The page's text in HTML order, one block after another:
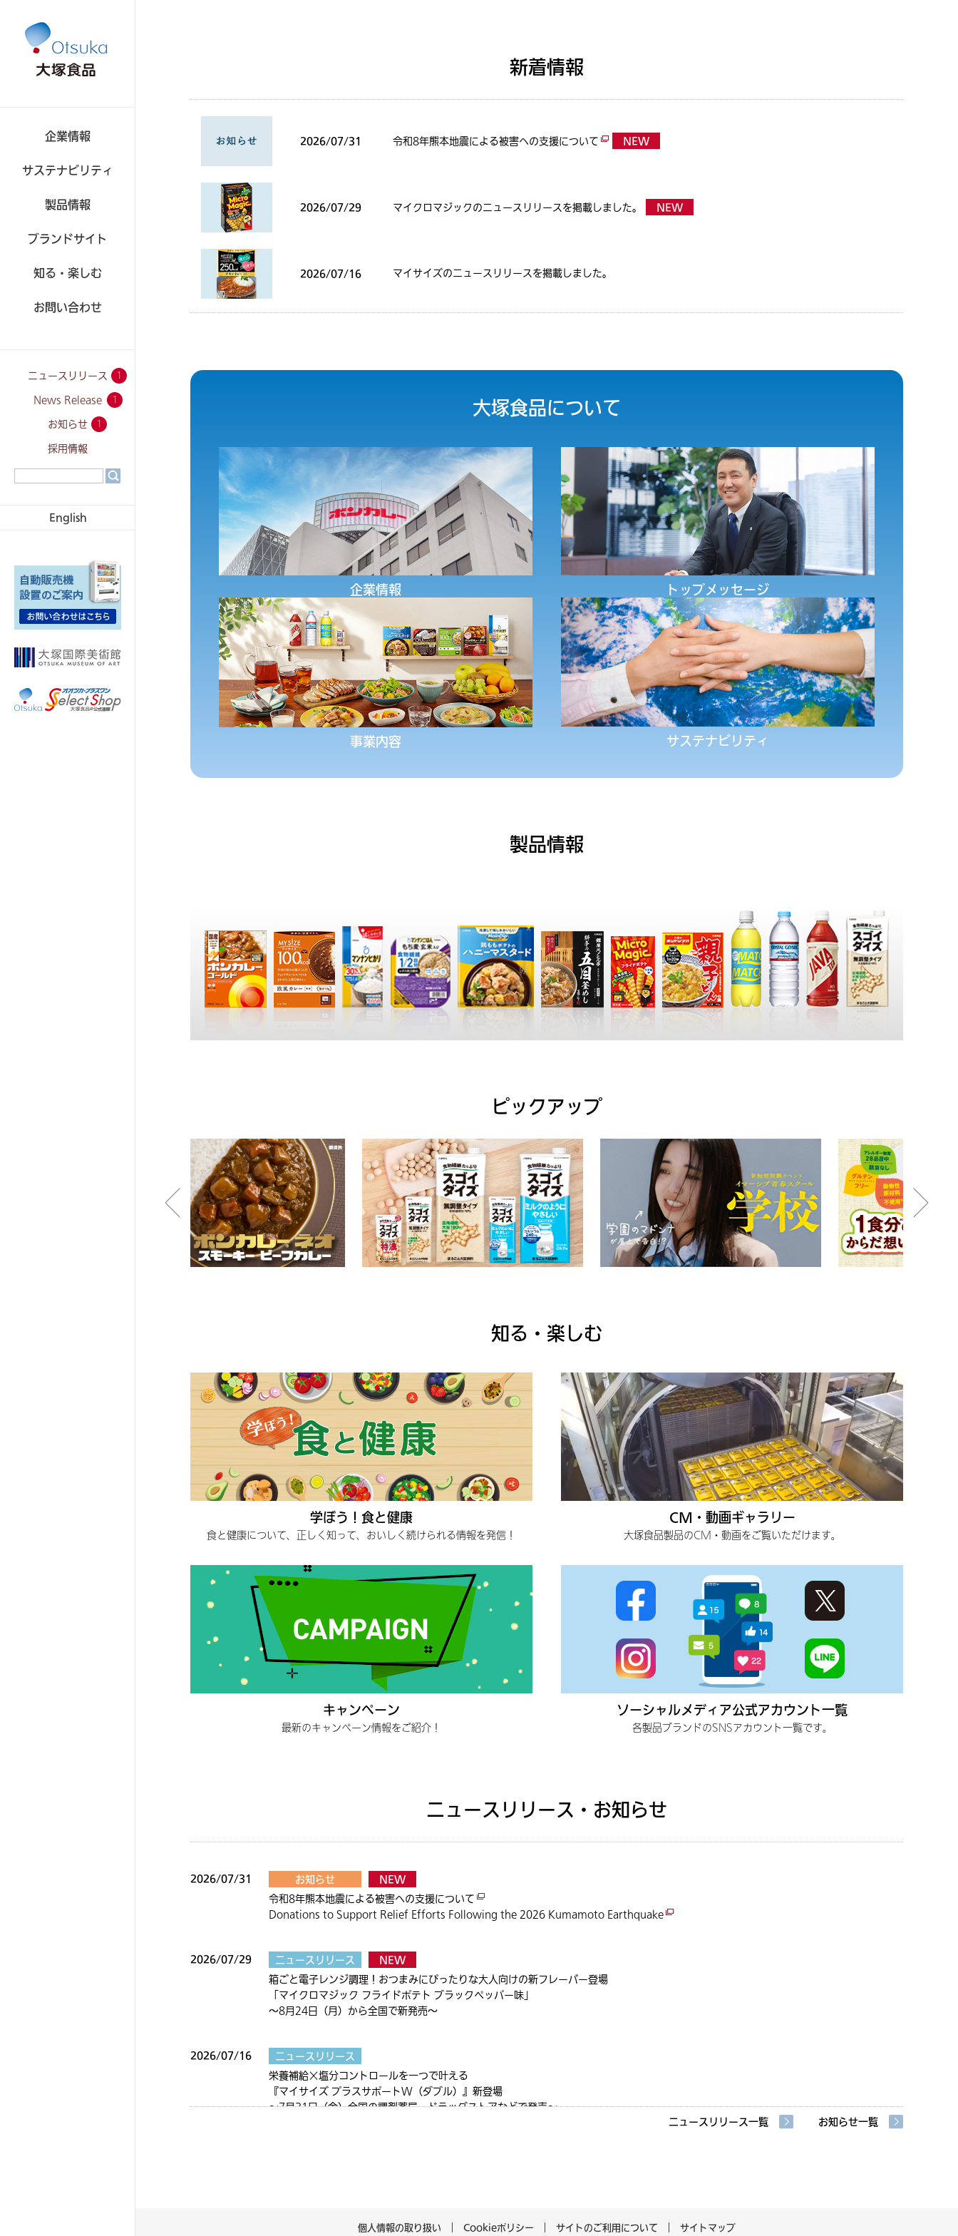
企業情報
サステナビリティ
製品情報
ブランドサイト
知る・楽しむ
お問い合わせ
ニュースリリース 1
News Release 1
お知らせ 1
採用情報
English
飲料
新着情報
2026/07/31 令和8年熊本地震による被害への支援について NEW
2026/07/29 マイクロマジックのニュースリリースを掲載しました。 NEW
2026/07/16 マイサイズのニュースリリースを掲載しました。
「琵琶湖研究所 味・レシピ予測AIシステム『おいしさLENS』」のニュースリリースを掲載しました。
大塚食品について
企業情報 トップメッセージ
事業内容 サステナビリティ
製品情報
ピックアップ
知る・楽しむ
学ぼう！食と健康
食と健康について、正しく知って、おいしく続けられる情報を発信！
CM・動画ギャラリー
大塚食品製品のCM・動画をご覧いただけます。
キャンペーン
最新のキャンペーン情報をご紹介！
ソーシャルメディア公式アカウント一覧
各製品ブランドのSNSアカウント一覧です。
ニュースリリース・お知らせ
2026/07/31 お知らせ
NEW
令和8年熊本地震による被害への支援について
Donations to Support Relief Efforts Following the 2026 Kumamoto Earthquake
2026/07/29 ニュースリリース
NEW
箱ごと電子レンジ調理！おつまみにぴったりな大人向けの新フレーバー登場
「マイクロマジック フライドポテト ブラックペッパー味」
～8月24日（月）から全国で新発売～
2026/07/16
ニュースリリース
栄養補給×塩分コントロールを一つで叶える
『マイサイズ プラスサポートW（ダブル）』新登場
～7月31日（金）全国の調剤薬局・ドラッグストアなどで発売～
ニュースリリース一覧 お知らせ一覧
個人情報の取り扱い Cookieポリシー サイトのご利用について サイトマップ